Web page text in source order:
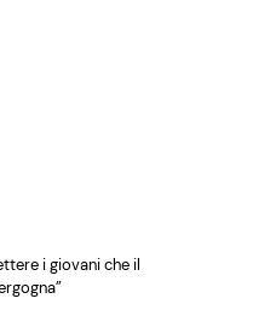
i giovani che il